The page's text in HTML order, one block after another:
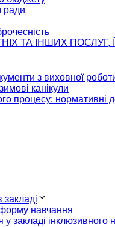
ради
ТА ІНШИХ
з виховної
канікули
процесу: нормативні
закладі
навчання
закладі інклюзивного